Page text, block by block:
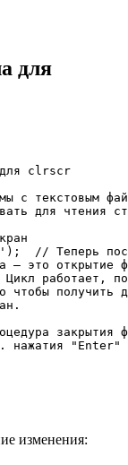
для
для clrscr
с текстовым
для чтения
) ;
// Теперь
– это открытие
работает,
чтобы получить
закрытия
"Enter"
изменения: